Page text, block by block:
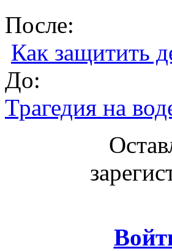
После:
Как защитить
До:
Трагедия на